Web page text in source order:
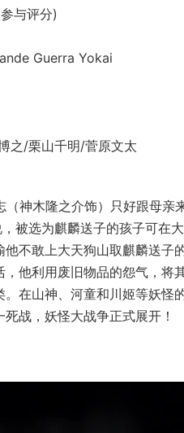
与评分)
Guerra Yokai
/栗山千明/菅原文太
（神木隆之介饰）只好跟母
被选为麒麟送子的孩子可在
不敢上大天狗山取麒麟送
他利用废旧物品的怨气，
在山神、河童和川姬等妖
战，妖怪大战争正式展开！